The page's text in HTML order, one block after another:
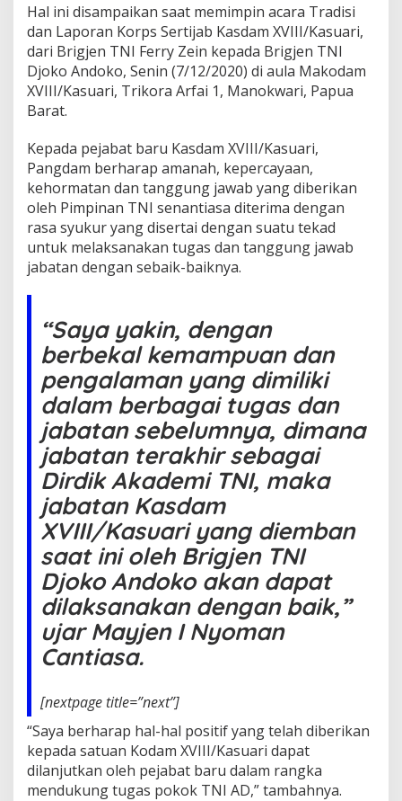
r
a
T
r
a
d
i
S
a
t
u
a
n
d
e
r
a
h
t
e
r
i
m
a
J
a
a
t
a
n
K
a
s
Hal ini disampaikan saat memimpin acara Tradisi
dan Laporan Korps Sertijab Kasdam XVIII/Kasuari,
dari Brigjen TNI Ferry Zein kepada Brigjen TNI
Djoko Andoko, Senin (7/12/2020) di aula Makodam
XVIII/Kasuari, Trikora Arfai 1, Manokwari, Papua
Barat.
Kepada pejabat baru Kasdam XVIII/Kasuari,
Pangdam berharap amanah, kepercayaan,
kehormatan dan tanggung jawab yang diberikan
oleh Pimpinan TNI senantiasa diterima dengan
rasa syukur yang disertai dengan suatu tekad
untuk melaksanakan tugas dan tanggung jawab
jabatan dengan sebaik-baiknya.
“Saya yakin, dengan
berbekal kemampuan dan
pengalaman yang dimiliki
dalam berbagai tugas dan
jabatan sebelumnya, dimana
jabatan terakhir sebagai
Dirdik Akademi TNI, maka
jabatan Kasdam
XVIII/Kasuari yang diemban
saat ini oleh Brigjen TNI
Djoko Andoko akan dapat
dilaksanakan dengan baik,”
ujar Mayjen I Nyoman
Cantiasa.
[nextpage title=”next”]
“Saya berharap hal-hal positif yang telah diberikan
kepada satuan Kodam XVIII/Kasuari dapat
dilanjutkan oleh pejabat baru dalam rangka
mendukung tugas pokok TNI AD,” tambahnya.